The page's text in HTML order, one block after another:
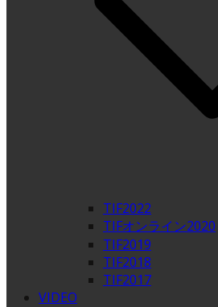
TIF2022
TIFオンライン2020
TIF2019
TIF2018
TIF2017
VIDEO